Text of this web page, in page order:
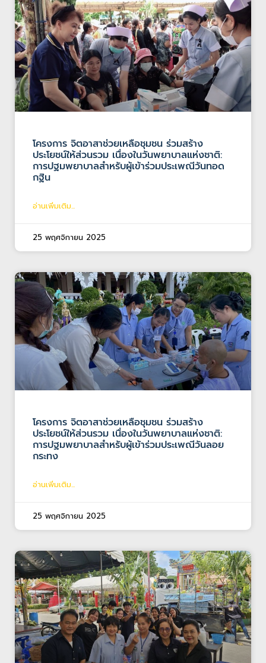
โครงการ จิตอาสาช่วยเหลือชุมชน ร่วมสร้าง
ประโยชน์ให้ส่วนรวม เนื่องในวันพยาบาลแห่งชาติ:
การปฐมพยาบาลสำหรับผู้เข้าร่วมประเพณีวันทอด
กฐิน
อ่านเพิ่มเติม...
25 พฤศจิกายน 2025
โครงการ จิตอาสาช่วยเหลือชุมชน ร่วมสร้าง
ประโยชน์ให้ส่วนรวม เนื่องในวันพยาบาลแห่งชาติ:
การปฐมพยาบาลสำหรับผู้เข้าร่วมประเพณีวันลอย
กระทง
อ่านเพิ่มเติม...
25 พฤศจิกายน 2025